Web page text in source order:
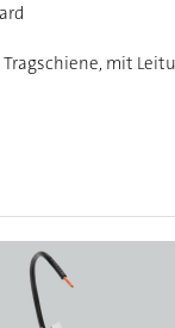
Tragschiene, mit